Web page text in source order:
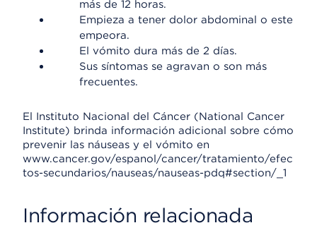
más de 12 horas.
Empieza a tener dolor abdominal o este
empeora.
El vómito dura más de 2 días.
Sus síntomas se agravan o son más
frecuentes.
El Instituto Nacional del Cáncer (National Cancer
Institute) brinda información adicional sobre cómo
prevenir las náuseas y el vómito en
www.cancer.gov/espanol/cancer/tratamiento/efec
tos-secundarios/nauseas/nauseas-pdq#section/_1
Información relacionada